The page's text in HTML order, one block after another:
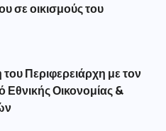
σε οικισμούς του
Περιφερειάρχη με τον
Οικονομίας &